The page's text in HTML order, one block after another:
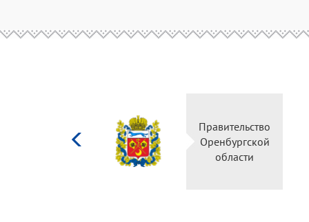
Правительство
Оренбургской
области